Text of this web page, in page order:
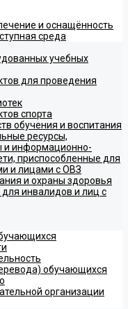
и оснащённость
среда
учебных
для проведения
спорта
обучения и воспитания
ресурсы,
и информационно-
приспособленные для
и лицами с ОВЗ
и охраны здоровья
инвалидов и лиц с
обучающихся
организации